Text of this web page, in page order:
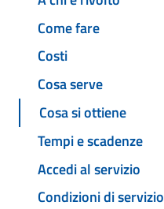
Come fare
Costi
Cosa serve
Cosa si ottiene
Tempi e scadenze
Accedi al servizio
Condizioni di servizio